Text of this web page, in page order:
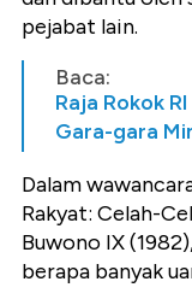
pejabat lain.
Baca:
Raja Rokok
Gara-gara
Dalam
Rakyat: Celah-
Buwono IX
berapa banyak